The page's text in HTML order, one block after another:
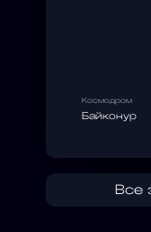
Космодром
Байконур
Все